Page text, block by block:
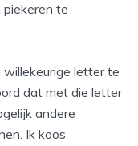
piekeren te
willekeurige letter te
dat met die letter
andere
Ik koos